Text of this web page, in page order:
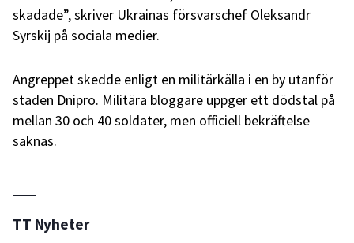
skadade”, skriver Ukrainas försvarschef Oleksandr
Syrskij på sociala medier.
Angreppet skedde enligt en militärkälla i en by utanför
staden Dnipro. Militära bloggare uppger ett dödstal på
mellan 30 och 40 soldater, men officiell bekräftelse
saknas.
TT Nyheter